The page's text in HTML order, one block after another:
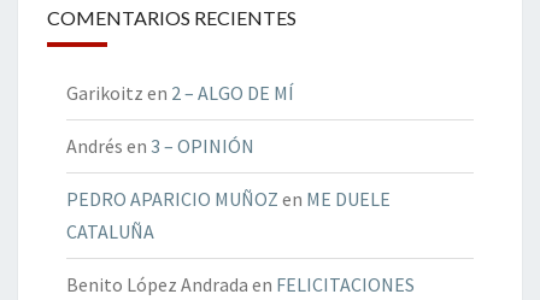
COMENTARIOS RECIENTES
Garikoitz en 2 – ALGO DE MÍ
Andrés en 3 – OPINIÓN
PEDRO APARICIO MUÑOZ en ME DUELE
CATALUÑA
Benito López Andrada en FELICITACIONES